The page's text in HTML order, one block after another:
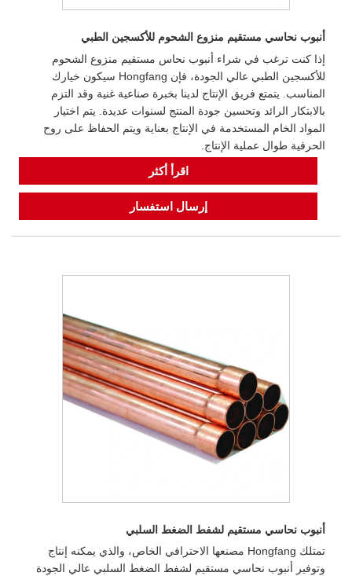
أنبوب نحاسي مستقيم منزوع الشحوم للأكسجين الطبي
إذا كنت ترغب في شراء أنبوب نحاس مستقيم منزوع الشحوم
للأكسجين الطبي عالي الجودة، فإن Hongfang سيكون خيارك
المناسب. يتمتع فريق الإنتاج لدينا بخبرة صناعية غنية وقد التزم
بالابتكار الرائد وتحسين جودة المنتج لسنوات عديدة. يتم اختيار
المواد الخام المستخدمة في الإنتاج بعناية ويتم الحفاظ على روح
الحرفية طوال عملية الإنتاج.
اقرأ أكثر
إرسال استفسار
أنبوب نحاسي مستقيم لشفط الضغط السلبي
تمتلك Hongfang مصنعها الاحترافي الخاص، والذي يمكنه إنتاج
وتوفير أنبوب نحاسي مستقيم لشفط الضغط السلبي عالي الجودة